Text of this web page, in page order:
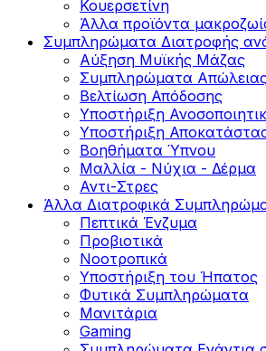
Κουερσετίνη
Άλλα προϊόντα
Συμπληρώματα Διατροφής
Αύξηση Μυϊκής Μάζας
Συμπληρώματα
Βελτίωση Απόδοσης
Υποστήριξη
Yποστήριξη
Βοηθήματα Ύπνου
Μαλλία - Νύχια - Δέρμα
Αντι-Στρες
Άλλα Διατροφικά
Πεπτικά Ένζυμα
Προβιοτικά
Νοοτροπικά
Υποστήριξη του Ήπατος
Φυτικά Συμπληρώματα
Μανιτάρια
Gaming